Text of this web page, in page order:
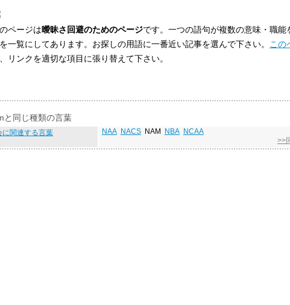
ページは曖昧さ回避のためのページです。一つの語句が複数の意味・職
一覧にしてあります。お探しの用語に一番近い記事を選んで下さい。
この
リンクを適切な項目に張り替えて下さい。
と同じ種類の言葉
に関連する言葉 NAA NACSNAM NBA
NCAA
>>